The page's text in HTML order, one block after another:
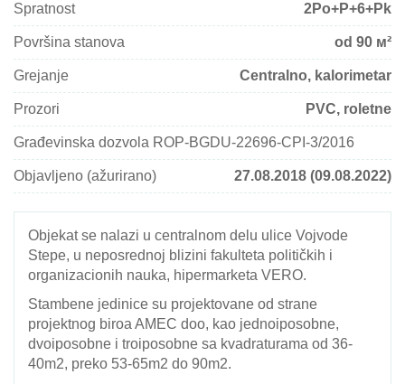
Spratnost 2Po+P+6+Pk
Površina stanova od 90 м²
Grejanje Centralno, kalorimetar
Prozori PVC, roletne
Građevinska dozvola ROP-BGDU-22696-CPI-3/2016
Objavljeno (ažurirano) 27.08.2018 (09.08.2022)
Objekat se nalazi u centralnom delu ulice Vojvode
Stepe, u neposrednoj blizini fakulteta političkih i
organizacionih nauka, hipermarketa VERO.
Stambene jedinice su projektovane od strane
projektnog biroa AMEC doo, kao jednoiposobne,
dvoiposobne i troiposobne sa kvadraturama od 36-
40m2, preko 53-65m2 do 90m2.